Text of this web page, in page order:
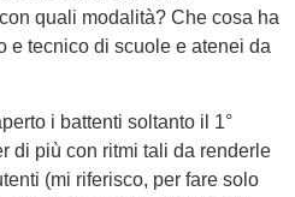
quali modalità? Che cosa ha
e tecnico di scuole e atenei da
i battenti soltanto il 1°
di più con ritmi tali da renderle
(mi riferisco, per fare solo